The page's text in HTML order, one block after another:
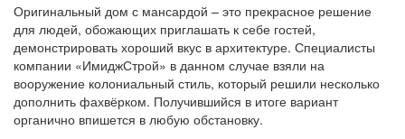
Оригинальный дом с мансардой – это прекрасное решение
для людей, обожающих приглашать к себе гостей,
демонстрировать хороший вкус в архитектуре. Специалисты
компании «ИмиджСтрой» в данном случае взяли на
вооружение колониальный стиль, который решили несколько
дополнить фахвёрком. Получившийся в итоге вариант
органично впишется в любую обстановку.